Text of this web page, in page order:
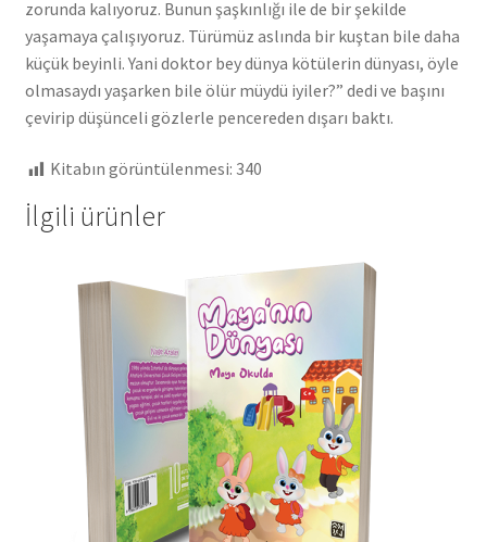
zorunda kalıyoruz. Bunun şaşkınlığı ile de bir şekilde
yaşamaya çalışıyoruz. Türümüz aslında bir kuştan bile daha
küçük beyinli. Yani doktor bey dünya kötülerin dünyası, öyle
olmasaydı yaşarken bile ölür müydü iyiler?” dedi ve başını
çevirip düşünceli gözlerle pencereden dışarı baktı.
Kitabın görüntülenmesi: 340
İlgili ürünler